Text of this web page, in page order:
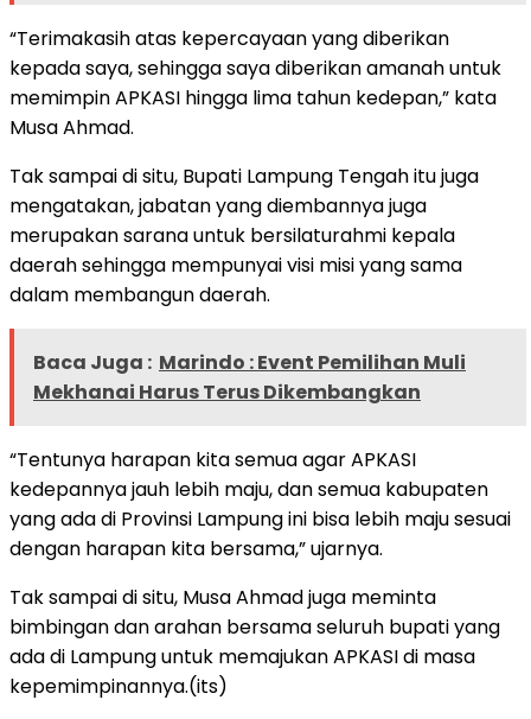
“Terimakasih atas kepercayaan yang diberikan
kepada saya, sehingga saya diberikan amanah untuk
memimpin APKASI hingga lima tahun kedepan,” kata
Musa Ahmad.
Tak sampai di situ, Bupati Lampung Tengah itu juga
mengatakan, jabatan yang diembannya juga
merupakan sarana untuk bersilaturahmi kepala
daerah sehingga mempunyai visi misi yang sama
dalam membangun daerah.
Baca Juga : Marindo : Event Pemilihan Muli
Mekhanai Harus Terus Dikembangkan
“Tentunya harapan kita semua agar APKASI
kedepannya jauh lebih maju, dan semua kabupaten
yang ada di Provinsi Lampung ini bisa lebih maju sesuai
dengan harapan kita bersama,” ujarnya.
Tak sampai di situ, Musa Ahmad juga meminta
bimbingan dan arahan bersama seluruh bupati yang
ada di Lampung untuk memajukan APKASI di masa
kepemimpinannya.(its)